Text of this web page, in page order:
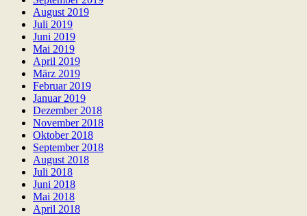
August 2019
Juli 2019
Juni 2019
Mai 2019
April 2019
März 2019
Februar 2019
Januar 2019
Dezember 2018
November 2018
Oktober 2018
September 2018
August 2018
Juli 2018
Juni 2018
Mai 2018
April 2018